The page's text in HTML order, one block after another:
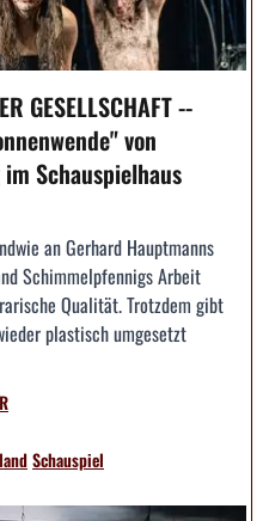
GESELLSCHAFT --
von
Schauspielhaus
an Gerhard Hauptmanns
Schimmelpfennigs Arbeit
Qualität. Trotzdem gibt
plastisch umgesetzt
Schauspiel